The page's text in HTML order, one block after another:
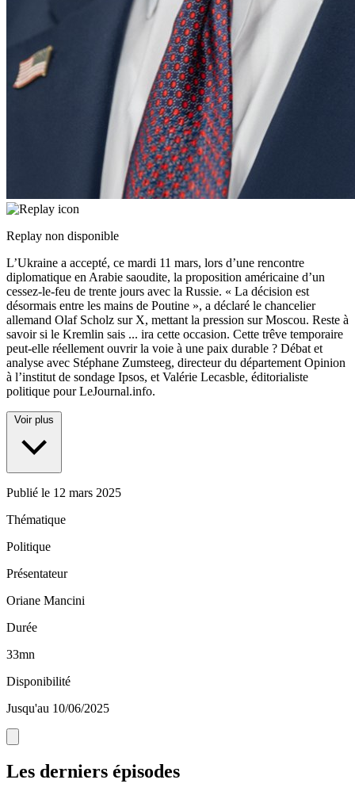
Replay non disponible
L’Ukraine a accepté, ce mardi 11 mars, lors d’une rencontre
diplomatique en Arabie saoudite, la proposition américaine d’un
cessez-le-feu de trente jours avec la Russie. « La décision est
désormais entre les mains de Poutine », a déclaré le chancelier
allemand Olaf Scholz sur X, mettant la pression sur Moscou. Reste à
savoir si le Kremlin sais ... ira cette occasion. Cette trêve temporaire
peut-elle réellement ouvrir la voie à une paix durable ? Débat et
analyse avec Stéphane Zumsteeg, directeur du département Opinion
à l’institut de sondage Ipsos, et Valérie Lecasble, éditorialiste
politique pour LeJournal.info.
Voir plus
Publié le 12 mars 2025
Thématique
Politique
Présentateur
Oriane Mancini
Durée
33mn
Disponibilité
Jusqu'au 10/06/2025
Les derniers épisodes